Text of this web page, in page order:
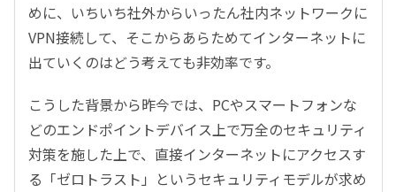
めに、いちいち社外からいったん社内ネットワークに
VPN接続して、そこからあらためてインターネットに
出ていくのはどう考えても非効率です。
こうした背景から昨今では、PCやスマートフォンな
どのエンドポイントデバイス上で万全のセキュリティ
対策を施した上で、直接インターネットにアクセスす
る「ゼロトラスト」というセキュリティモデルが求め